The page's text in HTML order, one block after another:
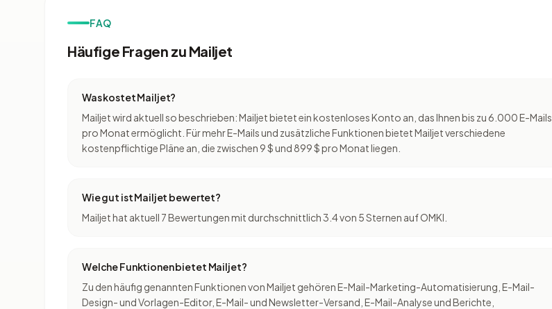
FAQ
Häufige Fragen zu Mailjet
Was kostet Mailjet?
Mailjet wird aktuell so beschrieben: Mailjet bietet ein kostenloses Konto an, das Ihnen bis zu 6.000 E-Mails
pro Monat ermöglicht. Für mehr E-Mails und zusätzliche Funktionen bietet Mailjet verschiedene
kostenpflichtige Pläne an, die zwischen 9 $ und 899 $ pro Monat liegen.
Wie gut ist Mailjet bewertet?
Mailjet hat aktuell 7 Bewertungen mit durchschnittlich 3.4 von 5 Sternen auf OMKI.
Welche Funktionen bietet Mailjet?
Zu den häufig genannten Funktionen von Mailjet gehören E-Mail-Marketing-Automatisierung, E-Mail-
Design- und Vorlagen-Editor, E-Mail- und Newsletter-Versand, E-Mail-Analyse und Berichte,